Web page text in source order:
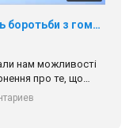
17 травня IDAHO. Міжнародний день боротьби з гомофобією трансфобією і біфобія.
нам можливості
про те, що
зустрінеться, ми
рівності та
підрозділи